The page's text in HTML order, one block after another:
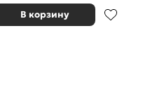
В корзину